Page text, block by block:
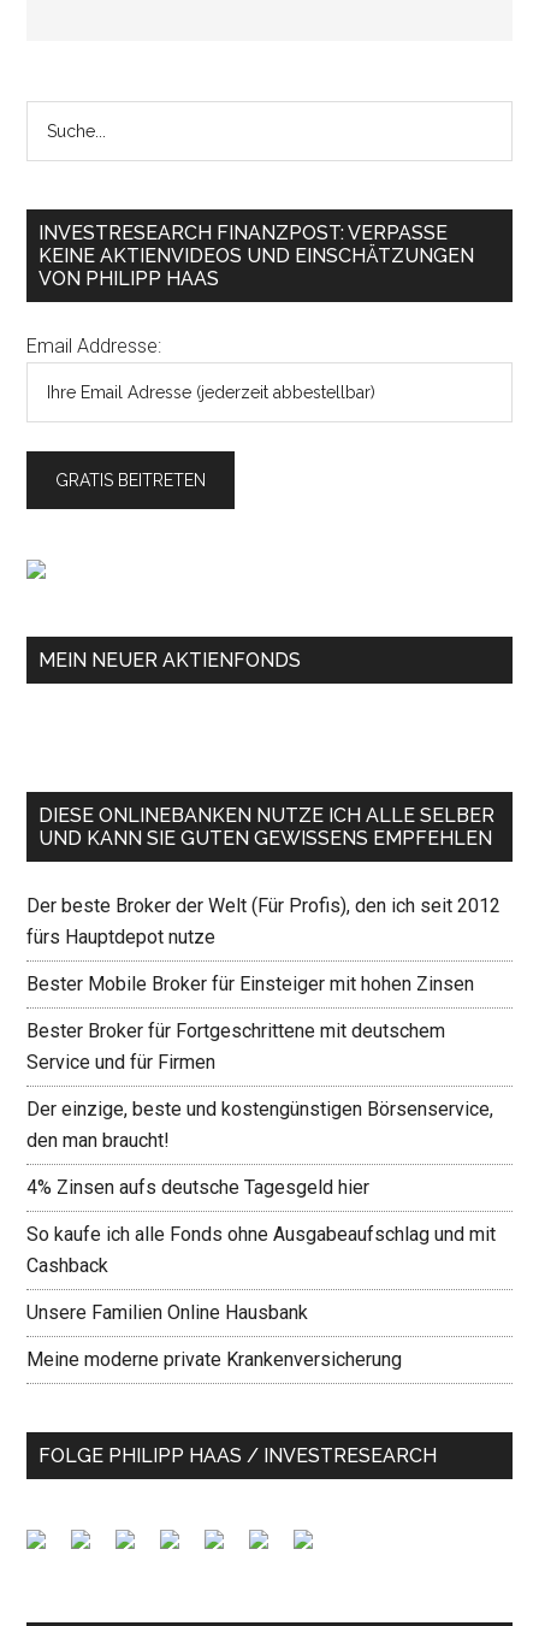
INVESTRESEARCH FINANZPOST: VERPASSE
KEINE AKTIENVIDEOS UND EINSCHÄTZUNGEN
VON PHILIPP HAAS
Email Addresse:
MEIN NEUER AKTIENFONDS
DIESE ONLINEBANKEN NUTZE ICH ALLE SELBER
UND KANN SIE GUTEN GEWISSENS EMPFEHLEN
Der beste Broker der Welt (Für Profis), den ich seit 2012
fürs Hauptdepot nutze
Bester Mobile Broker für Einsteiger mit hohen Zinsen
Bester Broker für Fortgeschrittene mit deutschem
Service und für Firmen
Der einzige, beste und kostengünstigen Börsenservice,
den man braucht!
4% Zinsen aufs deutsche Tagesgeld hier
So kaufe ich alle Fonds ohne Ausgabeaufschlag und mit
Cashback
Unsere Familien Online Hausbank
Meine moderne private Krankenversicherung
FOLGE PHILIPP HAAS / INVESTRESEARCH